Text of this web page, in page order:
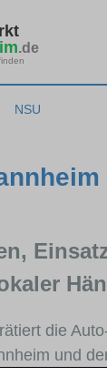
.de
NSU
die
und